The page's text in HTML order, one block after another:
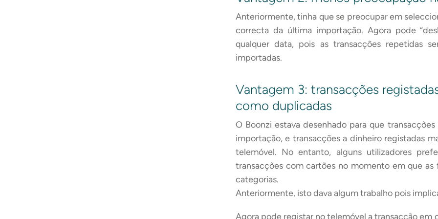
Anteriormente, tinha que se preocupar em
correcta da última importação. Agora pode
qualquer data, pois as transacções repetidas
importadas.
Vantagem 3: transacções
como duplicadas
O Boonzi estava desenhado para que
importação, e transacções a dinheiro registadas
telemóvel. No entanto, alguns utilizadores
transacções com cartões no momento em que as
categorias.
Anteriormente, isto dava algum trabalho pois
Agora pode registar no telemóvel a transacção em